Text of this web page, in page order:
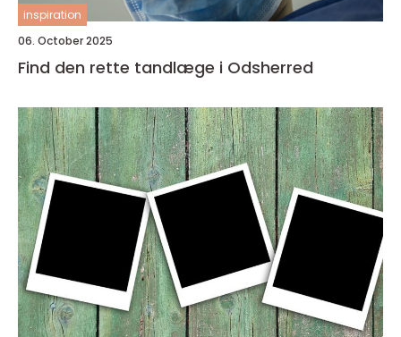
inspiration
06. October 2025
Find den rette tandlæge i Odsherred